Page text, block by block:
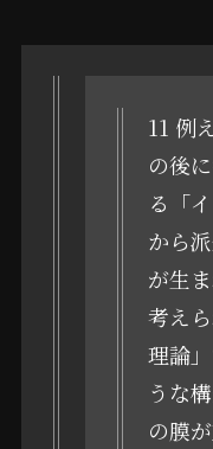
11 例
の後
る「
から
が生
考え
理論
うな
の膜